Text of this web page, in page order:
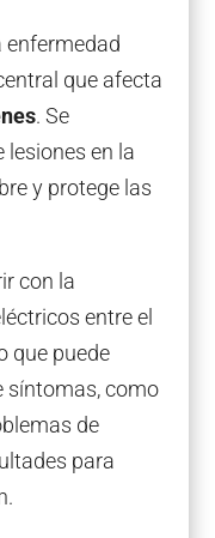
que afecta
. Se
en la
y protege las
con la
entre el
que puede
síntomas, como
de
para